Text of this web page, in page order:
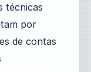
técnicas
por
de contas